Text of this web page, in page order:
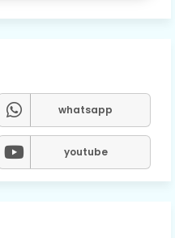
whatsapp
youtube